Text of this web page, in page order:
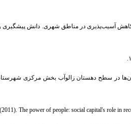
استان تهران و البرز با رویکرد کاهش آسیب‌پذیری در مناطق شهری. دانش
و آمادگی در برابر آن‌ها در سطح دهستان زالوآب بخش مرکزی
The power of people: social capital's role in